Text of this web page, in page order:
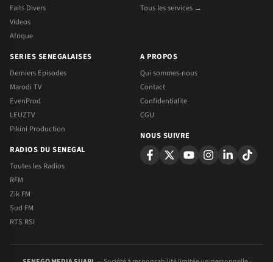
Faits Divers
Videos
Afrique
Tous les services →
SERIES SENEGALAISES
Derniers Episodes
Marodi TV
EvenProd
LEUZTV
Pikini Production
RADIOS DU SENEGAL
Toutes les Radios
RFM
Zik FM
Sud FM
RTS RSI
A PROPOS
Qui sommes-nous
Contact
Confidentialite
CGU
NOUS SUIVRE